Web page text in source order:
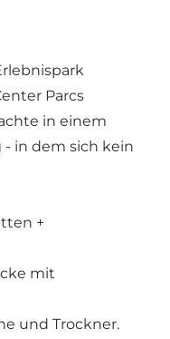
Parcs
in einem
in dem sich kein
+
mit
und Trockner.